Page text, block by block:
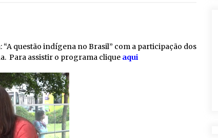
questão indígena no Brasil” com a participação dos
Para assistir o programa clique aqui